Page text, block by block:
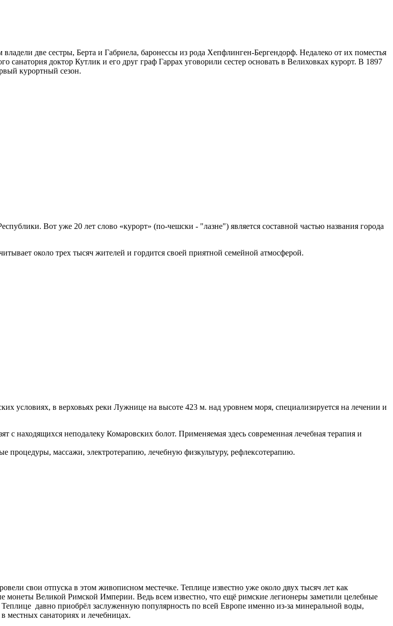
две сестры, Берта и Габриела, баронессы из рода Хепфлинген-Бергендорф. Недалеко от их поместья
санатория доктор Кутлик и его друг граф Гаррах уговорили сестер основать в Велиховках курорт. В 1897
курортный сезон.
Вот уже 20 лет слово «курорт» (по-чешски - "лазне") является составной частью названия города
около трех тысяч жителей и гордится своей приятной семейной атмосферой.
условиях, в верховьях реки Лужнице на высоте 423 м. над уровнем моря, специализируется на лечении и
с находящихся неподалеку Комаровских болот. Применяемая здесь современная лечебная терапия и
процедуры, массажи, электротерапию, лечебную физкультуру, рефлексотерапию.
свои отпуска в этом живописном местечке. Теплице известно уже около двух тысяч лет как
монеты Великой Римской Империи. Ведь всем известно, что ещё римские легионеры заметили целебные
давно приобрёл заслуженную популярность по всей Европе именно из-за минеральной воды,
местных санаториях и лечебницах.